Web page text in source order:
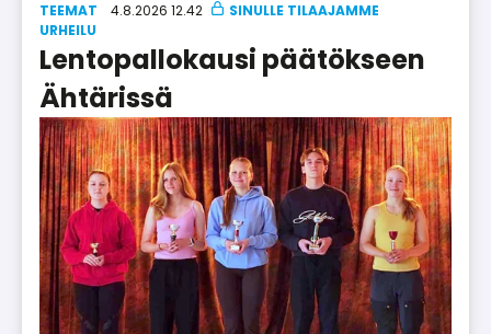
TEEMAT
4.8.2026 12.42
UR­HEI­LU
Lentopallokausi päätökseen
Ähtärissä